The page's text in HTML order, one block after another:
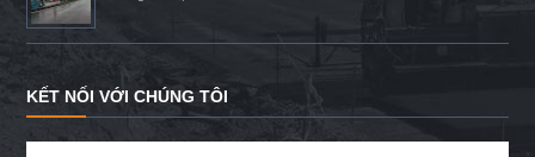
KẾT NỐI VỚI CHÚNG TÔI